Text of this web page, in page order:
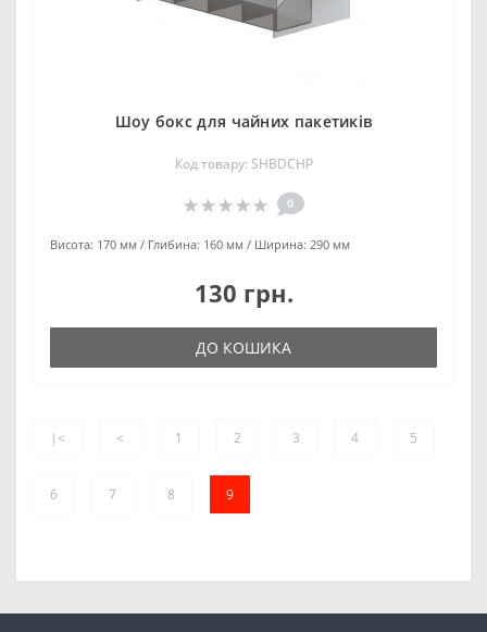
Шоу бокс для чайних пакетиків
Код товару: SHBDCHP
0
Висота: 170 мм Глибина: 160 мм Ширина: 290 мм
130 грн.
ДО КОШИКА
|< < 1 2 3 4 5
6 7 8 9